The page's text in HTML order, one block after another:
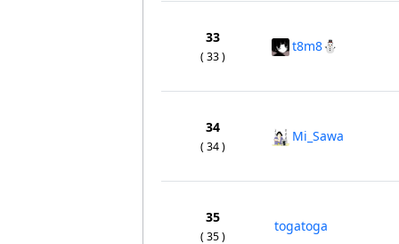
33
( 33 )
t8m8⛄️
34
( 34 )
Mi_Sawa
35
( 35 )
togatoga